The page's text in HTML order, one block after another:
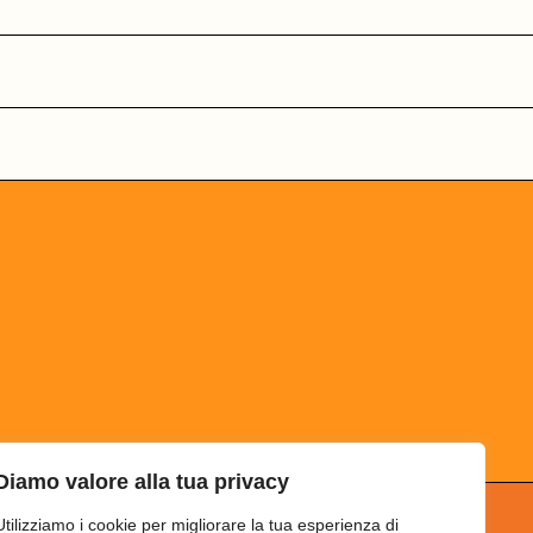
valore alla tua privacy
i cookie per migliorare la tua esperienza di